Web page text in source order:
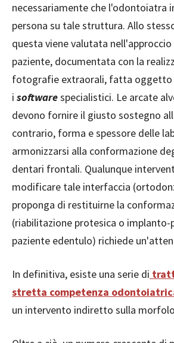
necessariamente che l'odontoiatra
persona su tale struttura. Allo
questa viene valutata
paziente, documentata con la
fotografie extraorali, fatta oggetto
i softwarespecialistici. Le arcate
devono fornire il giusto sostegno
contrario, forma e spessore delle
armonizzarsi alla conformazione
dentari frontali. Qualunque
modificare tale interfaccia
proponga di restituirne la
(riabilitazione protesica o implanto-
paziente edentulo) richiede
In definitiva, esiste una serie di
stretta competenza
un intervento indiretto sulla